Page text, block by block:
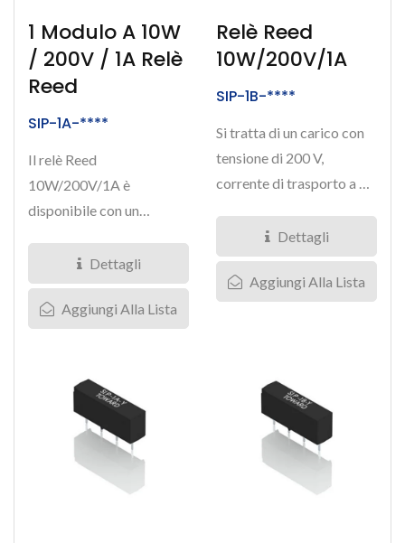
1 Modulo A 10W
/ 200V / 1A Relè
Reed
SIP-1A-****
Il relè Reed
10W/200V/1A è
disponibile con un
con tensione di carico...
Dettagli
Aggiungi Alla Lista
Relè Reed
10W/200V/1A
SIP-1B-****
Si tratta di un carico con
tensione di 200 V,
corrente di trasporto a 1
disposizione...Dettagli
Aggiungi Alla Lista